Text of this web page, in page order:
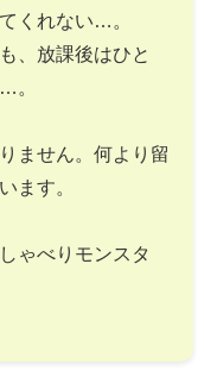
くれない…。
、放課後はひと
。
ません。何より留
ます。
ゃべりモンスタ